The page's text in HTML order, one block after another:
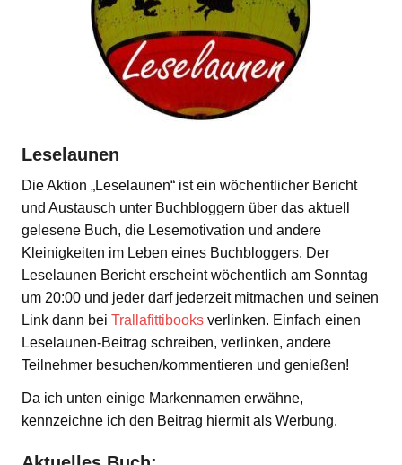
Leselaunen
Die Aktion „Leselaunen“ ist ein wöchentlicher Bericht
und Austausch unter Buchbloggern über das aktuell
gelesene Buch, die Lesemotivation und andere
Kleinigkeiten im Leben eines Buchbloggers. Der
Leselaunen Bericht erscheint wöchentlich am Sonntag
um 20:00 und jeder darf jederzeit mitmachen und seinen
Link dann bei Trallafittibooks verlinken. Einfach einen
Leselaunen-Beitrag schreiben, verlinken, andere
Teilnehmer besuchen/kommentieren und genießen!
Da ich unten einige Markennamen erwähne,
kennzeichne ich den Beitrag hiermit als Werbung.